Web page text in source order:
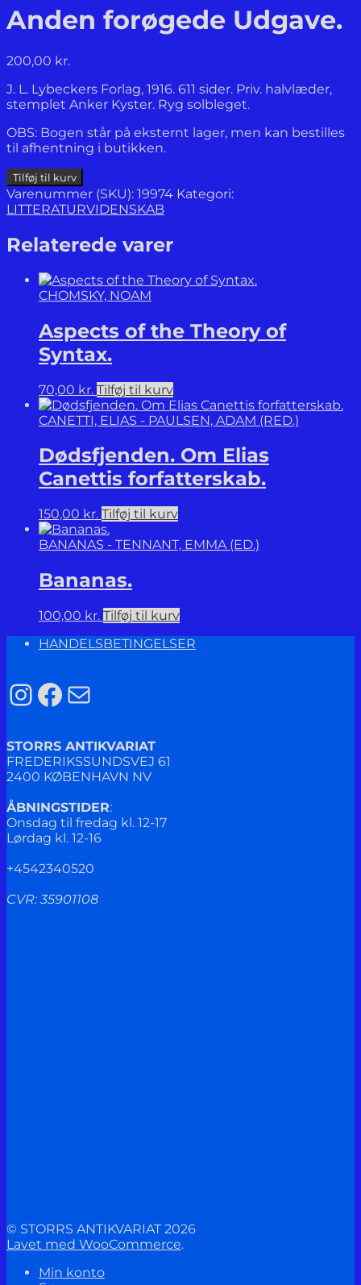
Anden forøgede Udgave.
200,00 kr.
J. L. Lybeckers Forlag, 1916. 611 sider. Priv. halvlæder,
stemplet Anker Kyster. Ryg solbleget.
OBS: Bogen står på eksternt lager, men kan bestilles
til afhentning i butikken.
Haandbog
i
Bibliotekskundskab.
forøgede
Udgave.
Tilføj til kurv
Varenummer (SKU): 19974 Kategori:
LITTERATURVIDENSKAB
Relaterede varer
CHOMSKY, NOAM
Aspects of the Theory of
Syntax.
70,00 kr. Tilføj til kurv
CANETTI, ELIAS - PAULSEN, ADAM (RED.)
Dødsfjenden. Om Elias
Canettis forfatterskab.
150,00 kr. Tilføj til kurv
BANANAS - TENNANT, EMMA (ED.)
Bananas.
100,00 kr. Tilføj til kurv
HANDELSBETINGELSER
Instagram
Facebook
Mail
STORRS ANTIKVARIAT
FREDERIKSSUNDSVEJ 61
2400 KØBENHAVN NV
ÅBNINGSTIDER:
Onsdag til fredag kl. 12-17
Lørdag kl. 12-16
+4542340520
CVR: 35901108
© STORRS ANTIKVARIAT 2026
Lavet med WooCommerce.
Min konto